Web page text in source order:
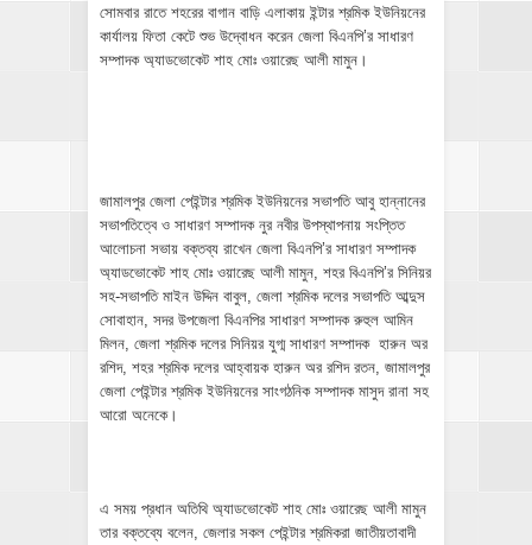
সোমবার রাতে শহরের বাগান বাড়ি এলাকায় ইন্টার শ্রমিক ইউনিয়নের
কার্যালয় ফিতা কেটে শুভ উদ্বোধন করেন জেলা বিএনপি’র সাধারণ
সম্পাদক অ্যাডভোকেট শাহ মোঃ ওয়ারেছ আলী মামুন।
জামালপুর জেলা পেইন্টার শ্রমিক ইউনিয়নের সভাপতি আবু হান্নানের
সভাপতিত্বে ও সাধারণ সম্পাদক নুর নবীর উপস্থাপনায় সংপ্তিত
আলোচনা সভায় বক্তব্য রাখেন জেলা বিএনপি’র সাধারণ সম্পাদক
অ্যাডভোকেট শাহ মোঃ ওয়ারেছ আলী মামুন, শহর বিএনপি’র সিনিয়র
সহ-সভাপতি মাইন উদ্দিন বাবুল, জেলা শ্রমিক দলের সভাপতি আব্দুস
সোবাহান, সদর উপজেলা বিএনপির সাধারণ সম্পাদক রুহুল আমিন
মিলন, জেলা শ্রমিক দলের সিনিয়র যুগ্ম সাধারণ সম্পাদক হারুন অর
রশিদ, শহর শ্রমিক দলের আহ্বায়ক হারুন অর রশিদ রতন, জামালপুর
জেলা পেইন্টার শ্রমিক ইউনিয়নের সাংগঠনিক সম্পাদক মাসুদ রানা সহ
আরো অনেকে।
এ সময় প্রধান অতিথি অ্যাডভোকেট শাহ মোঃ ওয়ারেছ আলী মামুন
তার বক্তব্যে বলেন, জেলার সকল পেইন্টার শ্রমিকরা জাতীয়তাবাদী